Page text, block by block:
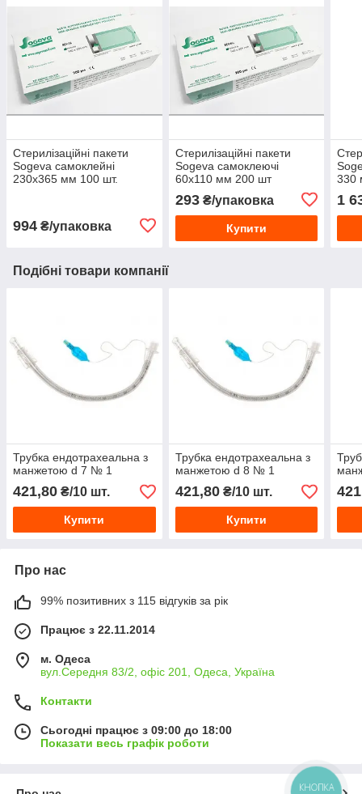
Стерилізаційні пакети
Sogeva самоклейні
230х365 мм 100 шт.
994 ₴/упаковка
Стерилізаційні пакети
Sogeva самоклеючі
60х110 мм 200 шт
293₴/упаковка
Купити
330
1
Подібні товари компанії
Трубка ендотрахеальна з
манжетою d 7 № 1
421,80 ₴/10 шт.
Купити
Трубка ендотрахеальна з
манжетою d 8 № 1
421,80₴/10 шт.
Купити
Про нас
99% позитивних з 115 відгуків за рік
Працює з 22.11.2014
м. Одеса
вул.Середня 83/2, офіс 201, Одеса, Україна
Контакти
Сьогодні працює з 09:00 до 18:00
Показати весь графік роботи
КНОПКА